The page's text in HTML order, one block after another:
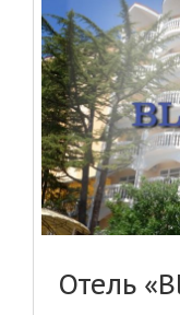
Отель